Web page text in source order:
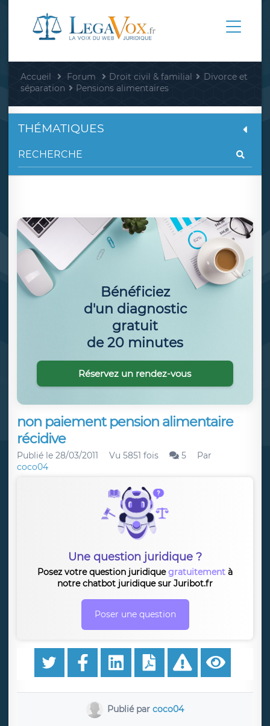
Accueil Forum Droit civil & familial
Divorce et
séparation
Pensions alimentaires
non paiement pension alimentaire
récidive
Publié le 28/03/2011 Vu 5851 fois 5
Par
coco04
Une question juridique ?
Posez votre question juridiquegratuitement à
notre chatbot juridique sur Juribot.fr
Poser une question
Publié parcoco04
THÉMATIQUES
Bénéficiez
d'un diagnostic
gratuit
de 20 minutes
Réservez un rendez-vous